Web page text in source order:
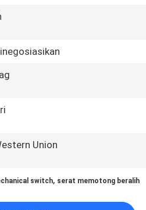
Union
switch, serat memotong beralih